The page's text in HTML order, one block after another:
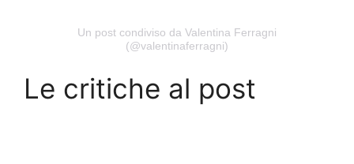
Un post condiviso da Valentina Ferragni
(@valentinaferragni)
Le critiche al post